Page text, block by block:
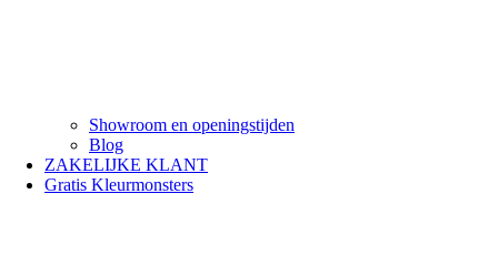
Showroom en openingstijden
Blog
ZAKELIJKE KLANT
Gratis Kleurmonsters